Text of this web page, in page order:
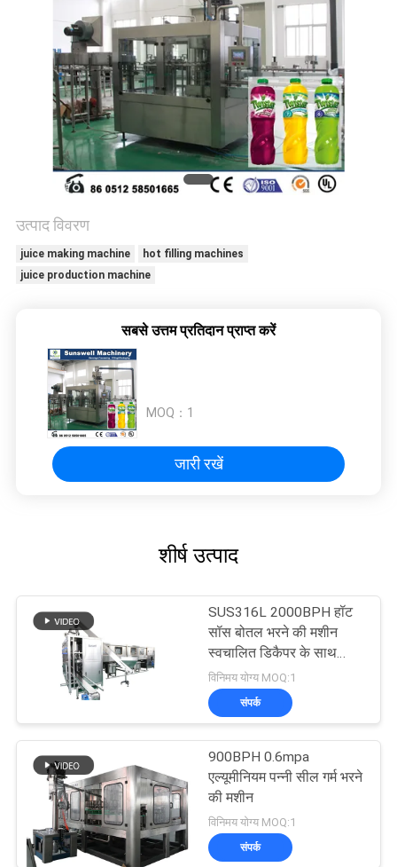
विनती
साइटमैप
PRIVACY
POLICY
उत्पाद विवरण
juice making machine
hot filling machines
juice production machine
सबसे उत्तम प्रतिदान प्राप्त करें
MOQ： 1
जारी रखें
शीर्ष उत्पाद
SUS316L 2000BPH हॉट
सॉस बोतल भरने की मशीन
स्वचालित डिकैपर के साथ
With
विनिमय योग्य MOQ:1
संपर्क
900BPH 0.6mpa
एल्यूमीनियम पन्नी सील गर्म भरने
की मशीन
विनिमय योग्य MOQ:1
संपर्क